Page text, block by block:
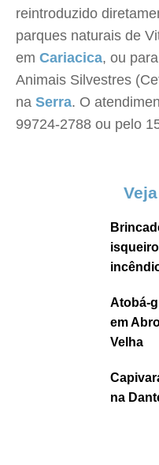
reintroduzido
parques naturais de
em Cariacica, ou
Animais Silvestres
na Serra. O
99724-2788 ou pelo
Atobá-
em
Velha
na